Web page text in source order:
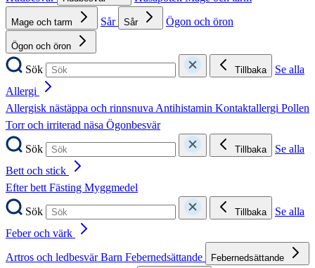
Mage och tarm Sår Sår Ögon och öron
Ögon och öron
Sök Tillbaka
Se alla
Allergi
Allergisk nästäppa och rinnsnuvaAntihistamin Kontaktallergi Pollen
Torr och irriterad näsa Ögonbesvär
Sök
Tillbaka
Se alla
Bett och stick
Efter bettFästing Myggmedel
Sök
Tillbaka
Se alla
Feber och värk
Artros och ledbesvärBarn Febernedsättande Febernedsättande